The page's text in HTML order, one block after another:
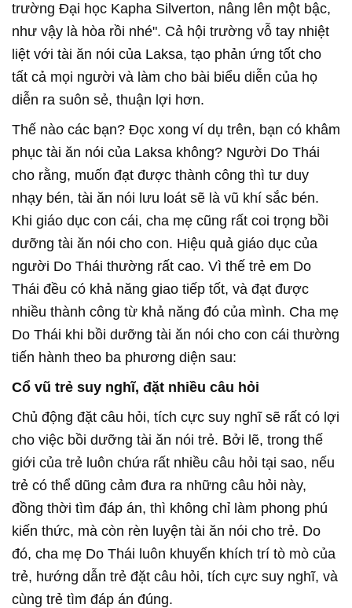
trường Đại học Kapha Silverton, nâng lên một bậc,
như vậy là hòa rồi nhé". Cả hội trường vỗ tay nhiệt
liệt với tài ăn nói của Laksa, tạo phản ứng tốt cho
tất cả mọi người và làm cho bài biểu diễn của họ
diễn ra suôn sẻ, thuận lợi hơn.
Thế nào các bạn? Đọc xong ví dụ trên, bạn có khâm
phục tài ăn nói của Laksa không? Người Do Thái
cho rằng, muốn đạt được thành công thì tư duy
nhạy bén, tài ăn nói lưu loát sẽ là vũ khí sắc bén.
Khi giáo dục con cái, cha mẹ cũng rất coi trọng bồi
dưỡng tài ăn nói cho con. Hiệu quả giáo dục của
người Do Thái thường rất cao. Vì thế trẻ em Do
Thái đều có khả năng giao tiếp tốt, và đạt được
nhiều thành công từ khả năng đó của mình. Cha mẹ
Do Thái khi bồi dưỡng tài ăn nói cho con cái thường
tiến hành theo ba phương diện sau:
Cổ vũ trẻ suy nghĩ, đặt nhiều câu hỏi
Chủ động đặt câu hỏi, tích cực suy nghĩ sẽ rất có lợi
cho việc bồi dưỡng tài ăn nói trẻ. Bởi lẽ, trong thế
giới của trẻ luôn chứa rất nhiều câu hỏi tại sao, nếu
trẻ có thể dũng cảm đưa ra những câu hỏi này,
đồng thời tìm đáp án, thì không chỉ làm phong phú
kiến thức, mà còn rèn luyện tài ăn nói cho trẻ. Do
đó, cha mẹ Do Thái luôn khuyến khích trí tò mò của
trẻ, hướng dẫn trẻ đặt câu hỏi, tích cực suy nghĩ, và
cùng trẻ tìm đáp án đúng.